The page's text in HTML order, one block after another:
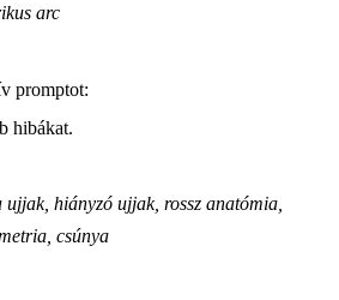
arc
promptot:
hibákat.
hiányzó ujjak, rossz anatómia,
csúnya